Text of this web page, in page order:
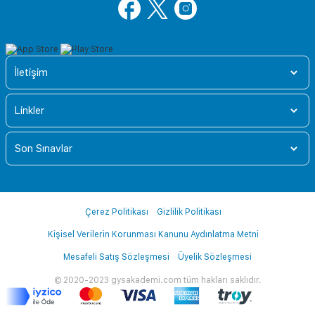
İletişim
Linkler
Son Sınavlar
© 2020-2023 gysakademi.com tüm hakları saklıdır.
Çerez Politikası Gizlilik Politikası
Kişisel Verilerin Korunması Kanunu Aydınlatma Metni
Mesafeli Satış Sözleşmesi Üyelik Sözleşmesi